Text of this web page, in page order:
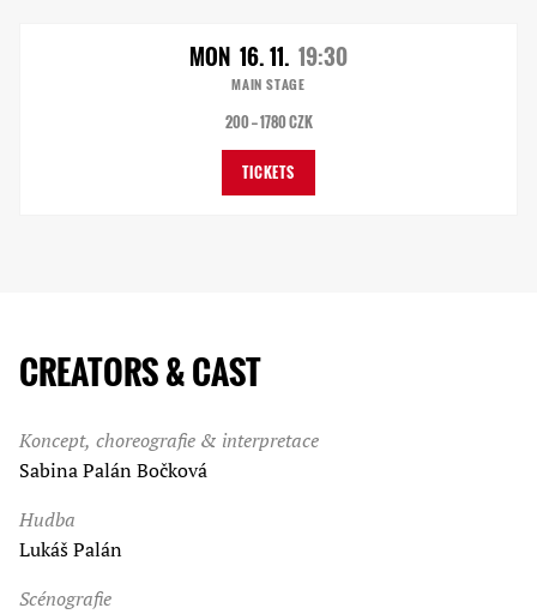
MON 16. 11. 19:30
MAIN STAGE
200 — 1780 CZK
TICKETS
CREATORS & CAST
Koncept, choreografie & interpretace
Sabina Palán Bočková
Hudba
Lukáš Palán
Scénografie